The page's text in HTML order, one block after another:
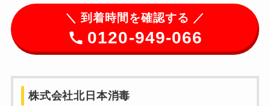
＼ 到着時間を確認する ／
0120-949-066
株式会社北日本消毒